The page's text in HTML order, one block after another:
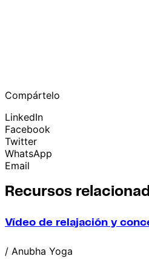
Compártelo
LinkedIn
Facebook
Twitter
WhatsApp
Email
Recursos
Vídeo de relajación y
/ Anubha Yoga